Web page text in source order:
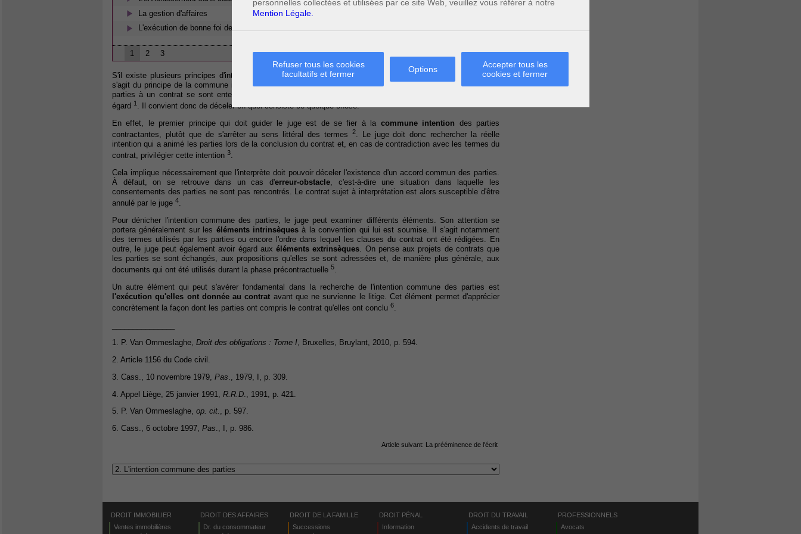
personnelles collectées et utilisées par ce site Web, veuillez vous référer à notre
Mention Légale.
Refuser tous les cookies
facultatifs et fermer
Options
Accepter tous les
cookies et fermer
La gestion d'affaires
L'exécution de bonne foi des conventions et l’abus de droit
1 2 3
S'il existe plusieurs principes d'interprétation des conventions, l'un d'eux occupe une place prépondérante. Il
s'agit du principe de la commune intention des parties au contrat. Cela repose sur le postulat que, comme les
parties à un contrat se sont entendues sur quelque chose, ce quelque chose a une force obligatoire à leur
égard 1 . Il convient donc de déceler en quoi consiste ce quelque chose.
En effet, le premier principe qui doit guider le juge est de se fier à la commune intention des parties
contractantes, plutôt que de s'arrêter au sens littéral des termes
2. Le juge doit donc rechercher la réelle
intention qui a animé les parties lors de la conclusion du contrat et, en cas de contradiction avec les termes du
contrat, privilégier cette intention 3.
Cela implique nécessairement que l'interprète doit pouvoir déceler l'existence d'un accord commun des parties.
À défaut, on se retrouve dans un cas d'erreur-obstacle, c'est-à-dire une situation dans laquelle les
consentements des parties ne sont pas rencontrés. Le contrat sujet à interprétation est alors susceptible d'être
annulé par le juge 4.
Pour dénicher l'intention commune des parties, le juge peut examiner différents éléments. Son attention se
portera généralement sur les éléments intrinsèques à la convention qui lui est soumise. Il s'agit notamment
des termes utilisés par les parties ou encore l'ordre dans lequel les clauses du contrat ont été rédigées. En
outre, le juge peut également avoir égard aux éléments extrinsèques. On pense aux projets de contrats que
les parties se sont échangés, aux propositions qu'elles se sont adressées et, de manière plus générale, aux
documents qui ont été utilisés durant la phase précontractuelle 5.
Un autre élément qui peut s'avérer fondamental dans la recherche de l'intention commune des parties est
l'exécution qu'elles ont donnée au contrat avant que ne survienne le litige. Cet élément permet d'apprécier
concrètement la façon dont les parties ont compris le contrat qu'elles ont conclu 6.
1. P. Van Ommeslaghe, Droit des obligations : Tome I, Bruxelles, Bruylant, 2010, p. 594.
2. Article 1156 du Code civil.
3. Cass., 10 novembre 1979, Pas ., 1979, I, p. 309.
4. Appel Liège, 25 janvier 1991, R.R.D ., 1991, p. 421.
5. P. Van Ommeslaghe, op. cit. , p. 597.
6. Cass., 6 octobre 1997, Pas., I, p. 986.
Article suivant: La prééminence de l'écrit
DROIT IMMOBILIER
Ventes immobilières
DROIT DES AFFAIRES
Dr. du consommateur
DROIT DE LA FAMILLE
Successions
DROIT PÉNAL
Information
DROIT DU TRAVAIL
Accidents de travail
PROFESSIONNELS
Avocats